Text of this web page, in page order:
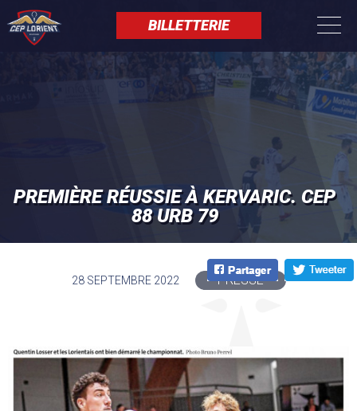
au
contenu
principal
BILLETTERIE
PREMIÈRE RÉUSSIE À KERVARIC. CEP
88 URB 79
28 SEPTEMBRE 2022 PRESSE
Panneau de gestion des cookies